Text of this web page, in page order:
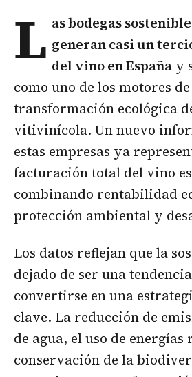
L as bodegas
generan casi un
del vinoen España y
como uno de los motores
transformación ecológica
vitivinícola. Un nuevo
estas empresas ya
facturación total del vino
combinando rentabilidad
protección ambiental y
Los datos reflejan que la
dejado de ser una
convertirse en una
clave. La reducción de
de agua, el uso de
conservación de la